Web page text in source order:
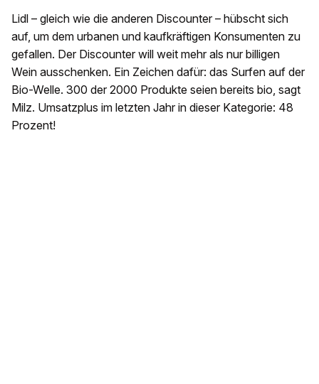
Lidl – gleich wie die anderen Discounter – hübscht sich
auf, um dem urbanen und kaufkräftigen Konsumenten zu
gefallen. Der Discounter will weit mehr als nur billigen
Wein ausschenken. Ein Zeichen dafür: das Surfen auf der
Bio-Welle. 300 der 2000 Produkte seien bereits bio, sagt
Milz. Umsatzplus im letzten Jahr in dieser Kategorie: 48
Prozent!